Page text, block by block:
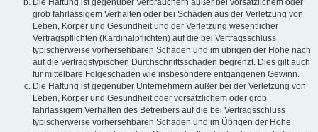
grob fahrlässigem Verhalten oder bei Schäden aus der Verletzung von
Leben, Körper und Gesundheit und der Verletzung wesentlicher
Vertragspflichten (Kardinalpflichten) auf die bei Vertragsschluss
typischerweise vorhersehbaren Schäden und im übrigen der Höhe nach
auf die vertragstypischen Durchschnittsschäden begrenzt. Dies gilt auch
für mittelbare Folgeschäden wie insbesondere entgangenen Gewinn.
Die Haftung ist gegenüber Unternehmern außer bei der Verletzung von
Leben, Körper und Gesundheit oder vorsätzlichem oder grob
fahrlässigem Verhalten des Betreibers auf die bei Vertragsschluss
typischerweise vorhersehbaren Schäden und im Übrigen der Höhe